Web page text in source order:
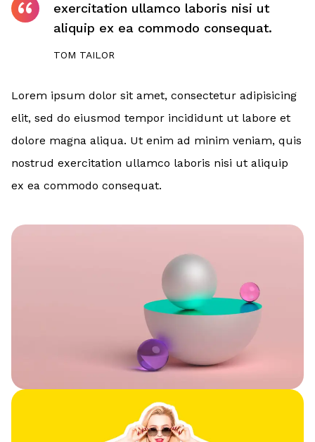
exercitation ullamco laboris nisi ut
aliquip ex ea commodo consequat.
TOM TAILOR
Lorem ipsum dolor sit amet, consectetur adipisicing
elit, sed do eiusmod tempor incididunt ut labore et
dolore magna aliqua. Ut enim ad minim veniam, quis
nostrud exercitation ullamco laboris nisi ut aliquip
ex ea commodo consequat.